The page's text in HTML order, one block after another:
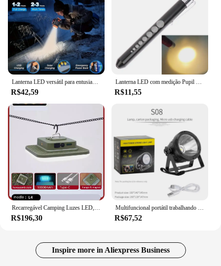
R$42,59 R$11,55
R$196,30 R$67,52
Inspire more in Aliexpress Business